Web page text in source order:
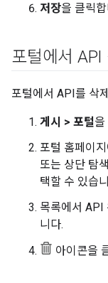
저장을 클릭
포털에서 API
포털에서 API를 삭
게시 > 포털을
포털 홈페이지
또는 상단 탐
택할 수 있습
목록에서 API
니다.
아이콘을